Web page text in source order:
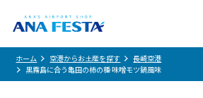
ホーム 空港からお土産を探す
長崎空港
黒霧島に合う亀田の柿の種 味噌モツ鍋風味